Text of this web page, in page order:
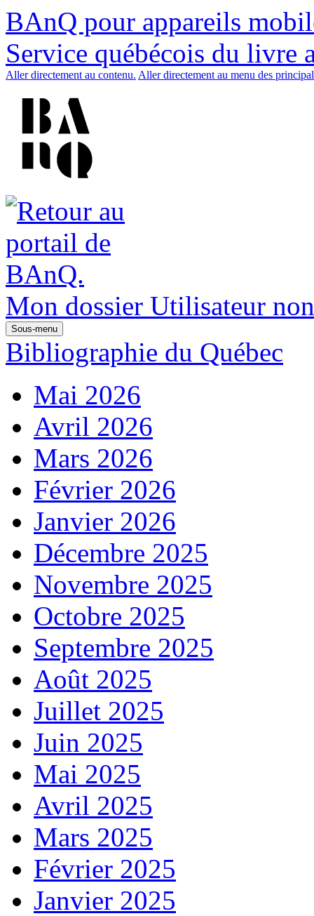
BAnQ pour appareils
Service québécois du livre
Aller directement au contenu. Aller directement au menu des
Mon dossier Utilisateur
Sous-menu
Bibliographie du Québec
Mai 2026
Avril 2026
Mars 2026
Février 2026
Janvier 2026
Décembre 2025
Novembre 2025
Octobre 2025
Septembre 2025
Août 2025
Juillet 2025
Juin 2025
Mai 2025
Avril 2025
Mars 2025
Février 2025
Janvier 2025